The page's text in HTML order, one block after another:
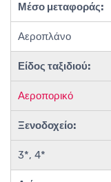
Μέσο μεταφοράς:
Αεροπλάνο
Είδος ταξιδιού:
Αεροπορικό
Ξενοδοχείο:
3*, 4*